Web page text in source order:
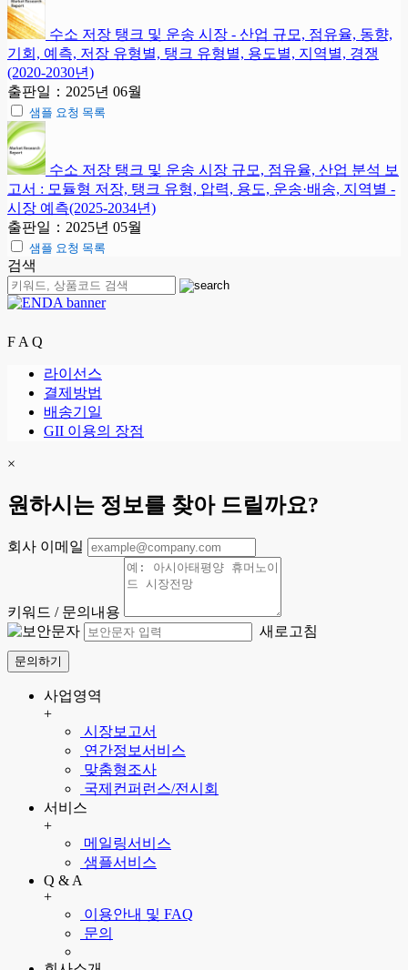
수소 저장 탱크 및 운송 시장 - 산업 규모, 점유율, 동향,
기회, 예측, 저장 유형별, 탱크 유형별, 용도별, 지역별, 경쟁
(2020-2030년)
출판일：2025년 06월
샘플 요청 목록
수소 저장 탱크 및 운송 시장 규모, 점유율, 산업 분석 보
고서 : 모듈형 저장, 탱크 유형, 압력, 용도, 운송·배송, 지역별 -
시장 예측(2025-2034년)
출판일：2025년 05월
샘플 요청 목록
검색
F A Q
라이선스
결제방법
배송기일
GII 이용의 장점
×
원하시는 정보를 찾아 드릴까요?
회사 이메일
키워드 / 문의내용
새로고침
문의하기
사업영역
+
시장보고서
연간정보서비스
맞춤형조사
국제컨퍼런스/전시회
서비스
+
메일링서비스
샘플서비스
Q & A
+
이용안내 및 FAQ
문의